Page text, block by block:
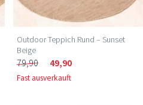
Outdoor Teppich Rund – Sunset
Beige
79,90 49,90
Fast ausverkauft